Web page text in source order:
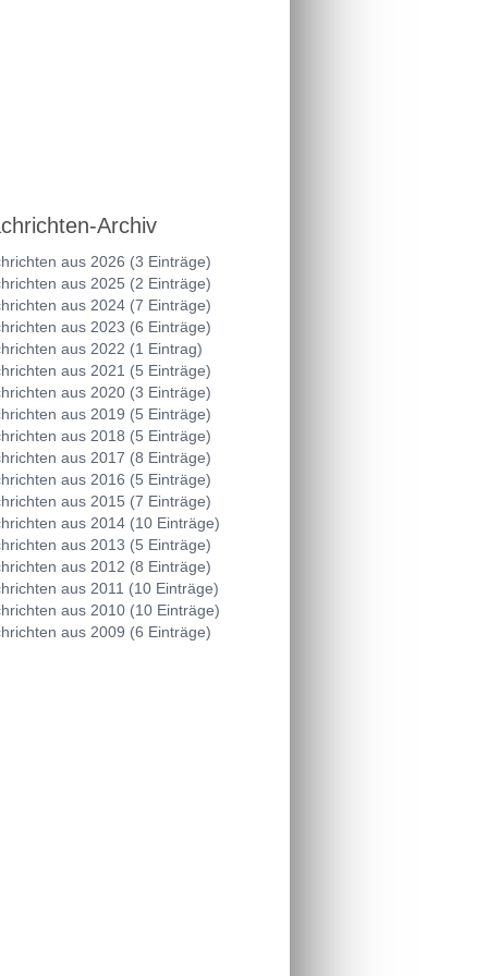
Archiv
aus 2026 (3 Einträge)
aus 2025 (2 Einträge)
aus 2024 (7 Einträge)
aus 2023 (6 Einträge)
aus 2022 (1 Eintrag)
aus 2021 (5 Einträge)
aus 2020 (3 Einträge)
aus 2019 (5 Einträge)
aus 2018 (5 Einträge)
aus 2017 (8 Einträge)
aus 2016 (5 Einträge)
aus 2015 (7 Einträge)
aus 2014 (10 Einträge)
aus 2013 (5 Einträge)
aus 2012 (8 Einträge)
aus 2011 (10 Einträge)
aus 2010 (10 Einträge)
aus 2009 (6 Einträge)